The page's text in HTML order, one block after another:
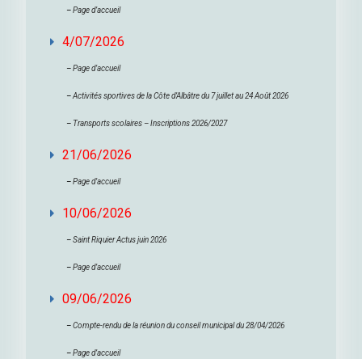
–Page d’accueil
4/07/2026
–Page d’accueil
–Activités sportives de la Côte d’Albâtre du 7 juillet au 24 Août 2026
– Transports scolaires – Inscriptions 2026/2027
21/06/2026
–Page d’accueil
10/06/2026
–Saint Riquier Actus juin 2026
–Page d’accueil
09/06/2026
–Compte-rendu de la réunion du conseil municipal du 28/04/2026
–Page d’accueil